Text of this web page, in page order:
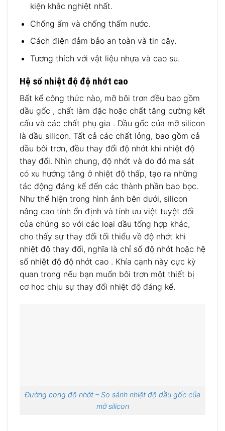
kiện khắc nghiệt nhất.
Chống ẩm và chống thấm nước.
Cách điện đảm bảo an toàn và tin cậy.
Tương thích với vật liệu nhựa và cao su.
Hệ số nhiệt độ độ nhớt cao
Bất kể công thức nào, mỡ bôi trơn đều bao gồm
dầu gốc , chất làm đặc hoặc chất tăng cường kết
cấu và các chất phụ gia . Dầu gốc của mỡ silicon
là dầu silicon. Tất cả các chất lỏng, bao gồm cả
dầu bôi trơn, đều thay đổi độ nhớt khi nhiệt độ
thay đổi. Nhìn chung, độ nhớt và do đó ma sát
có xu hướng tăng ở nhiệt độ thấp, tạo ra những
tác động đáng kể đến các thành phần bao bọc.
Như thể hiện trong hình ảnh bên dưới, silicon
nâng cao tính ổn định và tính ưu việt tuyệt đối
của chúng so với các loại dầu tổng hợp khác,
cho thấy sự thay đổi tối thiểu về độ nhớt khi
nhiệt độ thay đổi, nghĩa là chỉ số độ nhớt hoặc hệ
số nhiệt độ độ nhớt cao . Khía cạnh này cực kỳ
quan trọng nếu bạn muốn bôi trơn một thiết bị
cơ học chịu sự thay đổi nhiệt độ đáng kể.
Đường cong độ nhớt – So sánh nhiệt độ dầu gốc của
mỡ silicon